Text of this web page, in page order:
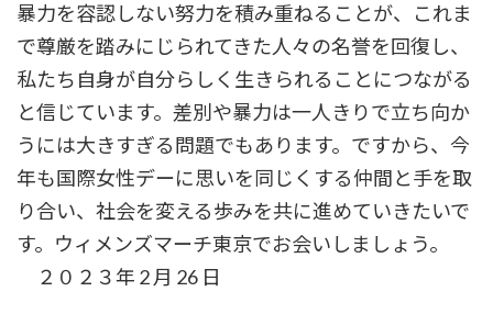
暴力を容認しない努力を積み重ねることが、これま
で尊厳を踏みにじられてきた人々の名誉を回復し、
私たち自身が自分らしく生きられることにつながる
と信じています。差別や暴力は一人きりで立ち向か
うには大きすぎる問題でもあります。ですから、今
年も国際女性デーに思いを同じくする仲間と手を取
り合い、社会を変える歩みを共に進めていきたいで
す。ウィメンズマーチ東京でお会いしましょう。
２０２３年 2 月 26 日